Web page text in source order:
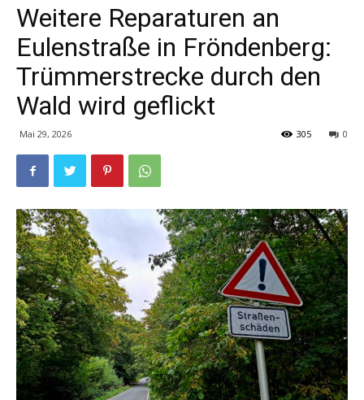
Weitere Reparaturen an
Eulenstraße in Fröndenberg:
Trümmerstrecke durch den
Wald wird geflickt
Mai 29, 2026 0
305